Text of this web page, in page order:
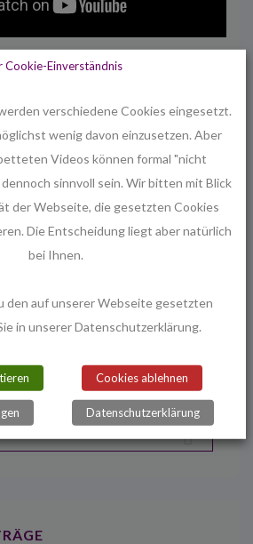
:ZUSÄTZLICH wird diese
von YouTube eingebettet.
wurde aktiviert.
Nächster
Beitrag
Online Gottesdienst |
29.3.2020 um 08:00h ›
Cookie-Einverständnis
verschiedene Cookies eingesetzt.
wenig davon einzusetzen. Aber
Videos können formal "nicht
sinnvoll sein. Wir bitten mit Blick
der Webseite, die gesetzten Cookies
Die Entscheidung liegt aber natürlich
bei Ihnen.
den auf unserer Webseite gesetzten
in unserer Datenschutzerklärung.
Cookies ablehnen
Datenschutzerklärung